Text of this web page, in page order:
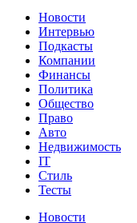
Новости
Интервью
Подкасты
Компании
Финансы
Политика
Общество
Право
Авто
Недвижимость
IT
Стиль
Тесты
Новости